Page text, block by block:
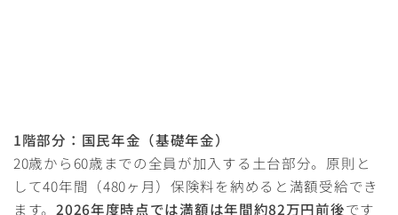
1階部分：国民年金（基礎年金）
20歳から60歳までの全員が加入する土台部分。原則と
して40年間（480ヶ月）保険料を納めると満額受給でき
ます。 2026年度時点では満額は年間約82万円前後です